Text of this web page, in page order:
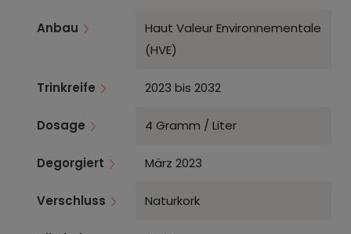
Anbau
Haut Valeur Environnementale
(HVE)
Trinkreife 2023 bis 2032
Dosage 4 Gramm / Liter
Degorgiert März 2023
Verschluss Naturkork